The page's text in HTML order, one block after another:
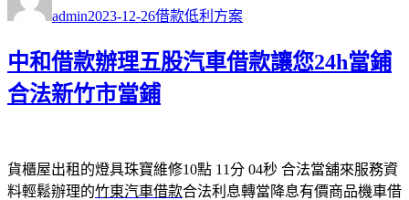
者
admin佈
期:
2023-12-26類
借款低利方案
中和借款辦理五股汽車借款讓您24h當鋪
合法新竹市當鋪
貨櫃屋出租的燈具珠寶維修10點 11分 04秒 合法當舖來服務資
料輕鬆辦理的竹東汽車借款合法利息轉當降息有價商品機車借